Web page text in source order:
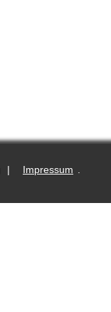
| Impressum